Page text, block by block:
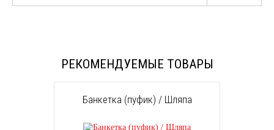
РЕКОМЕНДУЕМЫЕ ТОВАРЫ
Банкетка (пуфик) / Шляпа